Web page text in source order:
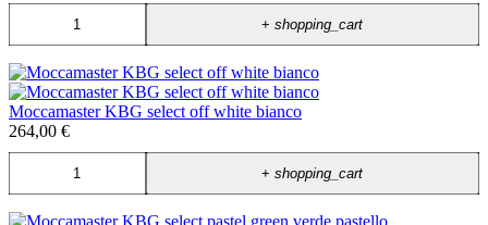
+shopping_cart
Moccamaster KBG select off white bianco
264,00 €
+shopping_cart